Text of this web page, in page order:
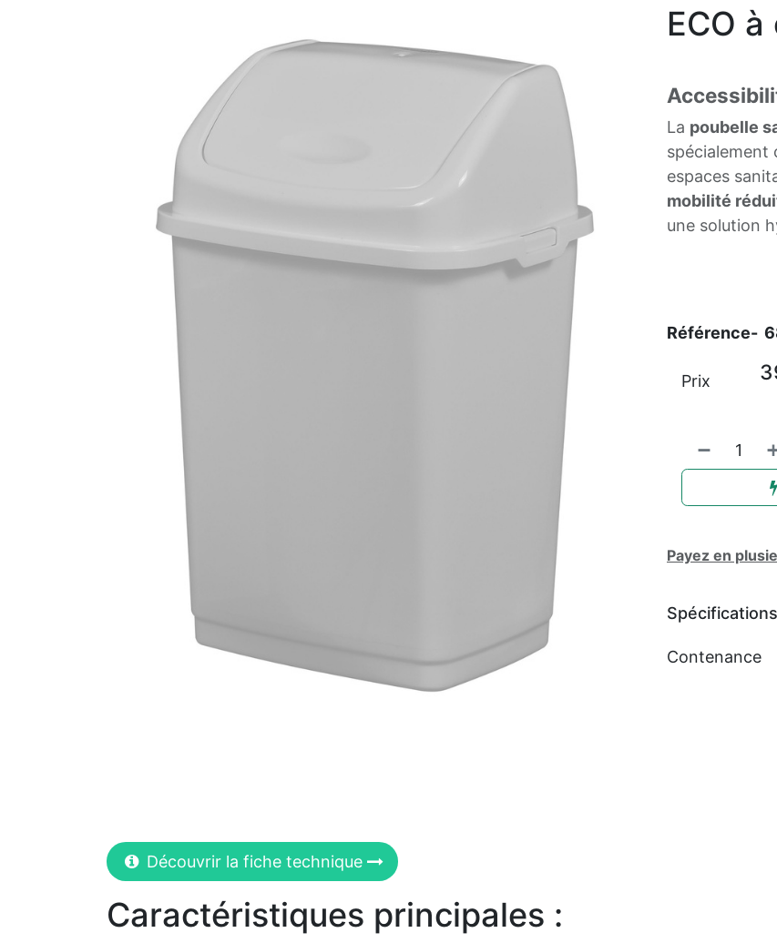
ECO
La poubelle
spécialement
espaces
mobilité
une solution
Référence-
Prix
Payez en
Spécifications
Contenance
Découvrir la fiche technique
Caractéristiques principales :